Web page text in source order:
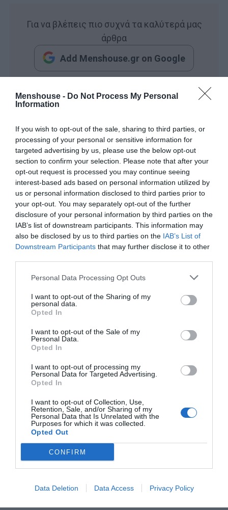
Menshouse - Do Not Process My Personal
Information
If you wish to opt-out of the sale, sharing to third parties, or
processing of your personal or sensitive information for
targeted advertising by us, please use the below opt-out
section to confirm your selection. Please note that after your
opt-out request is processed you may continue seeing
interest-based ads based on personal information utilized by
us or personal information disclosed to third parties prior to
your opt-out. You may separately opt-out of the further
disclosure of your personal information by third parties on the
IAB’s list of downstream participants. This information may
also be disclosed by us to third parties on the IAB’s List of
Downstream Participants that may further disclose it to other
Personal Data Processing Opt Outs
I want to opt-out of the Sharing of my
personal data.
Opted In
I want to opt-out of the Sale of my
Personal Data.
Opted In
I want to opt-out of processing my
Personal Data for Targeted Advertising.
Opted In
I want to opt-out of Collection, Use,
Retention, Sale, and/or Sharing of my
Personal Data that Is Unrelated with the
Purposes for which it was collected.
Opted Out
CONFIRM
Data Deletion Data Access Privacy Policy
Για να βλέπεις πιο συχνά τα καλύτερά μας
άρθρα
Add Menshouse.gr on Google
Δείτε ποια ημερομηνία έχουν κυκλώσει αυτοί που
ΔΗΜΟΦΙΛΕΣΤΕΡΑ ΗΜΕΡΑΣ
ΠΑΙΧΝΙΔΙΑ
Επιπέδου Γυμνασίου:
10 απλές ερωτήσεις που δείχνουν
ότι δεν έμαθες σωστά την ελληνική ιστορία
ΜΠΑΛΑ
Η πιο ακριβή μεταγραφή στην ιστορία της:
ΜΠΑΛΑ
Ο παίκτης που πρέπει οπωσδήποτε να χωρέσει στην ΑΕΚ